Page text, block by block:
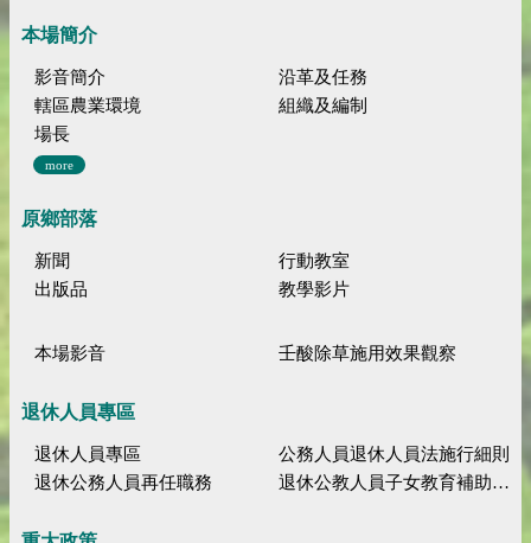
本場簡介
影音簡介
沿革及任務
轄區農業環境
組織及編制
場長
more
原鄉部落
新聞
行動教室
出版品
教學影片
本場影音 壬酸除草施用效果觀察
退休人員專區
退休人員專區
公務人員退休人員法施行細則
退休公務人員再任職務
退休公教人員子女教育補助規定